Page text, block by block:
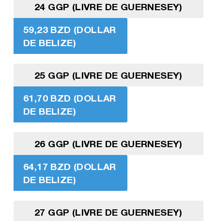
24 GGP (LIVRE DE GUERNESEY)
59,23 BZD (DOLLAR
DE BELIZE)
25 GGP (LIVRE DE GUERNESEY)
61,70 BZD (DOLLAR
DE BELIZE)
26 GGP (LIVRE DE GUERNESEY)
64,17 BZD (DOLLAR
DE BELIZE)
27 GGP (LIVRE DE GUERNESEY)